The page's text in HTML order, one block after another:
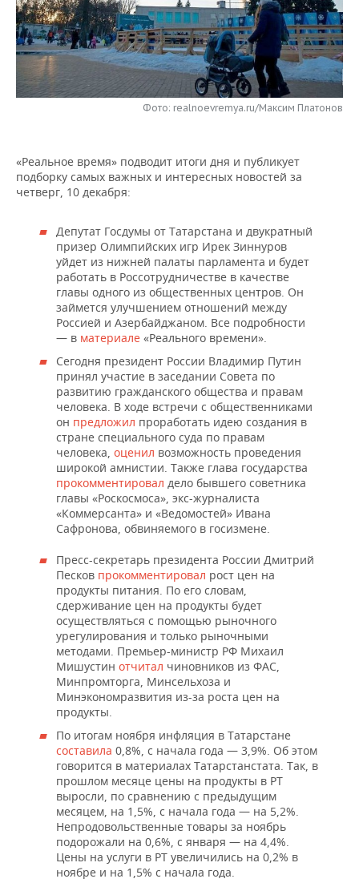
НЕФТЕХИМИЯ
НЕФТЬ
ОПК
РОЗНИЧНАЯ ТОРГОВЛЯ
ТРАНСПОРТ
НОВОСТИ ТЕХНОЛОГИЙ
IT
МЕРОПРИЯТИЯ
НОВОСТИ МЕРОПРИЯТИЙ
ВЫЕЗДНАЯ РЕДАКЦИЯ
ONLINE-КОНФЕРЕНЦИИ
СПОРТ
ХОККЕЙ
ВОЛЕЙБОЛ
КИБЕРСПОРТ
ФИГУРНОЕ КАТАНИЕ
ВОДНЫЕ ВИДЫ СПОРТА
ХОККЕЙ С МЯЧОМ
ВЛАСТЬ
ИСТОРИЯ
КУЛЬТУРА
МЕДИЦИНА
ОБРАЗОВАНИЕ
ПРОИСШЕСТВИЯ
СЮЖЕТЫ
СПИСОК ПЕРСОН
СПИСОК КОМПАНИЙ
ПОЛНАЯ ВЕРСИЯ
Фото: realnoevremya.ru/Максим Платонов
«Реальное время» подводит итоги дня и публикует
подборку самых важных и интересных новостей за
четверг, 10 декабря:
Депутат Госдумы от Татарстана и двукратный
призер Олимпийских игр Ирек Зиннуров
уйдет из нижней палаты парламента и будет
работать в Россотрудничестве в качестве
главы одного из общественных центров. Он
займется улучшением отношений между
Россией и Азербайджаном. Все подробности
— в материале «Реального времени».
Сегодня президент России Владимир Путин
принял участие в заседании Совета по
развитию гражданского общества и правам
человека. В ходе встречи с общественниками
он предложил проработать идею создания в
стране специального суда по правам
человека, оценил возможность проведения
широкой амнистии. Также глава государства
прокомментировал дело бывшего советника
главы «Роскосмоса», экс-журналиста
«Коммерсанта» и «Ведомостей» Ивана
Сафронова, обвиняемого в госизмене.
Пресс-секретарь президента России Дмитрий
Песков прокомментировал рост цен на
продукты питания. По его словам,
сдерживание цен на продукты будет
осуществляться с помощью рыночного
урегулирования и только рыночными
методами. Премьер-министр РФ Михаил
Мишустин отчитал чиновников из ФАС,
Минпромторга, Минсельхоза и
Минэкономразвития из-за роста цен на
продукты.
По итогам ноября инфляция в Татарстане
составила 0,8%, с начала года — 3,9%. Об этом
говорится в материалах Татарстанстата. Так, в
прошлом месяце цены на продукты в РТ
выросли, по сравнению с предыдущим
месяцем, на 1,5%, с начала года — на 5,2%.
Непродовольственные товары за ноябрь
подорожали на 0,6%, с января — на 4,4%.
Цены на услуги в РТ увеличились на 0,2% в
ноябре и на 1,5% с начала года.